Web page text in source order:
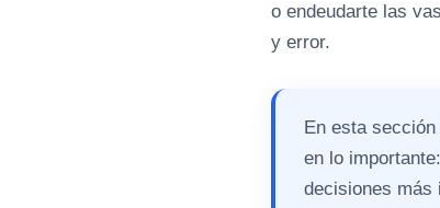
o endeudarte las
y error.
En esta
en lo
decisiones más